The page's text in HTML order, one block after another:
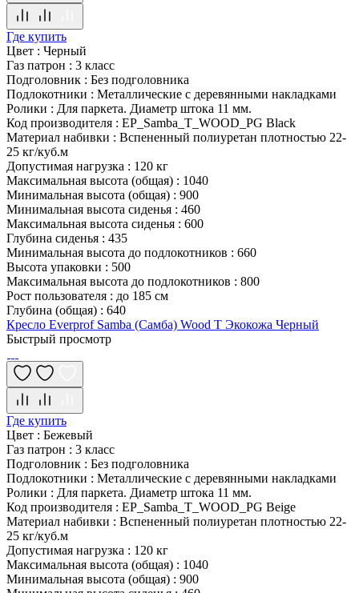
Где купить
Цвет : Черный
Газ патрон : 3 класс
Подголовник : Без подголовника
Подлокотники : Металлические с деревянными накладками
Ролики : Для паркета. Диаметр штока 11 мм.
Код производителя : EP_Samba_T_WOOD_PG Black
Материал набивки : Вспененный полиуретан плотностью 22-
25 кг/куб.м
Допустимая нагрузка : 120 кг
Максимальная высота (общая) : 1040
Минимальная высота (общая) : 900
Минимальная высота сиденья : 460
Максимальная высота сиденья : 600
Глубина сиденья : 435
Минимальная высота до подлокотников : 660
Высота упаковки : 500
Максимальная высота до подлокотников : 800
Рост пользователя : до 185 см
Глубина (общая) : 640
Кресло Everprof Samba (Самба) Wood T Экокожа Черный
Быстрый просмотр
Где купить
Цвет : Бежевый
Газ патрон : 3 класс
Подголовник : Без подголовника
Подлокотники : Металлические с деревянными накладками
Ролики : Для паркета. Диаметр штока 11 мм.
Код производителя : EP_Samba_T_WOOD_PG Beige
Материал набивки : Вспененный полиуретан плотностью 22-
25 кг/куб.м
Допустимая нагрузка : 120 кг
Максимальная высота (общая) : 1040
Минимальная высота (общая) : 900